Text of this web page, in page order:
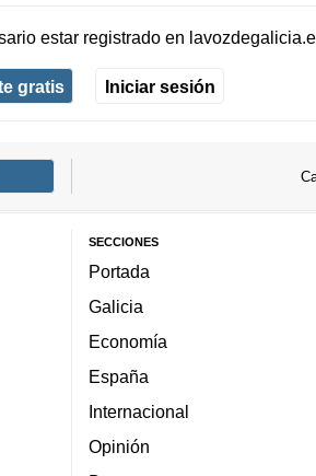
estar registradoen
gratis Iniciar sesión
SECCIONES
Portada
Galicia
Economía
España
Internacional
Opinión